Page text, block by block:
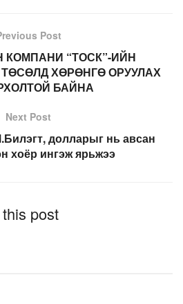
Post
“ТОСК”-ИЙН
ХӨРӨНГӨ ОРУУЛАХ
БАЙНА
Next Post
долларыг нь авсан
хоёр ингэж ярьжээ
post